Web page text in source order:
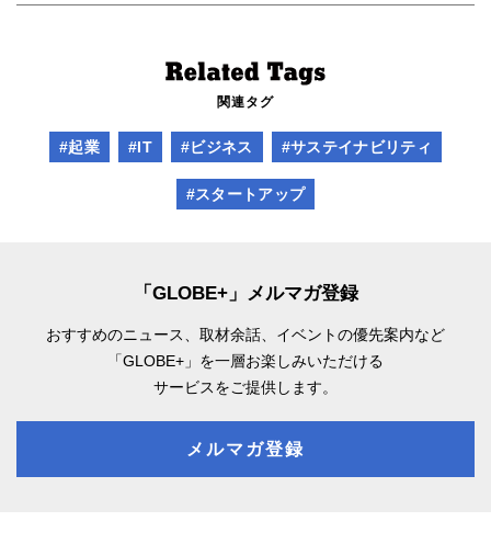
関連タグ
#起業 #IT #ビジネス #サステイナビリティ
#スタートアップ
「GLOBE+」メルマガ登録
おすすめのニュース、取材余話、 イベントの優先案内など
「GLOBE+」を一層お楽しみいただける
サービスをご提供します。
メルマガ登録